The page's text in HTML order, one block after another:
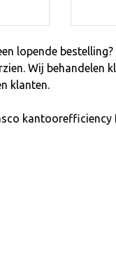
lopende
Wij behandelen
klanten.